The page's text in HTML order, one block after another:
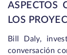
ASPECTOS
LOS
Bill Daly,
conversación